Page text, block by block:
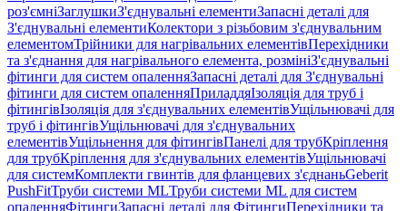
роз'ємніЗаглушкиЗ'єднувальні елементиЗапасні деталі для
З'єднувальні елементиКолектори з різьбовим з'єднувальним
елементомТрійники для нагрівальних елементівПерехідники
та з'єднання для нагрівального елемента, розмініЗ'єднувальні
фітинги для систем опаленняЗапасні деталі для З'єднувальні
фітинги для систем опаленняПриладдяІзоляція для труб і
фітингівІзоляція для з'єднувальних елементівУщільнювачі для
труб і фітингівУщільнювачі для з'єднувальних
елементівУщільнення для фітингівПанелі для трубКріплення
для трубКріплення для з'єднувальних елементівУщільнювачі
для системКомплекти гвинтів для фланцевих з'єднаньGeberit
PushFitТруби системи MLТруби системи ML для систем
опаленняФітингиЗапасні деталі для ФітингиПерехідники та